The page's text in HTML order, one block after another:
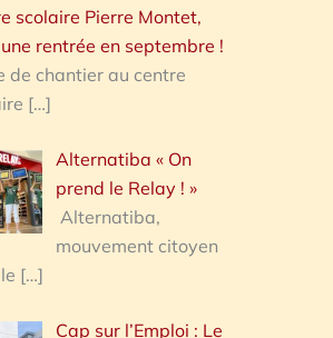
scolaire Pierre Montet,
rentrée en septembre !
de chantier au centre
[…]
Alternatiba « On
prend le Relay ! »
Alternatiba,
mouvement citoyen
[…]
Cap sur l’Emploi : Le